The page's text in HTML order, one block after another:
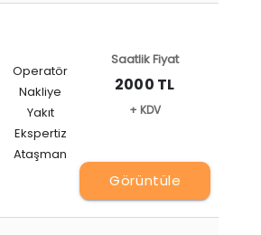
Operatör
Nakliye
Yakıt
Ekspertiz
Ataşman
Saatlik Fiyat
2000 TL
+ KDV
Görüntüle